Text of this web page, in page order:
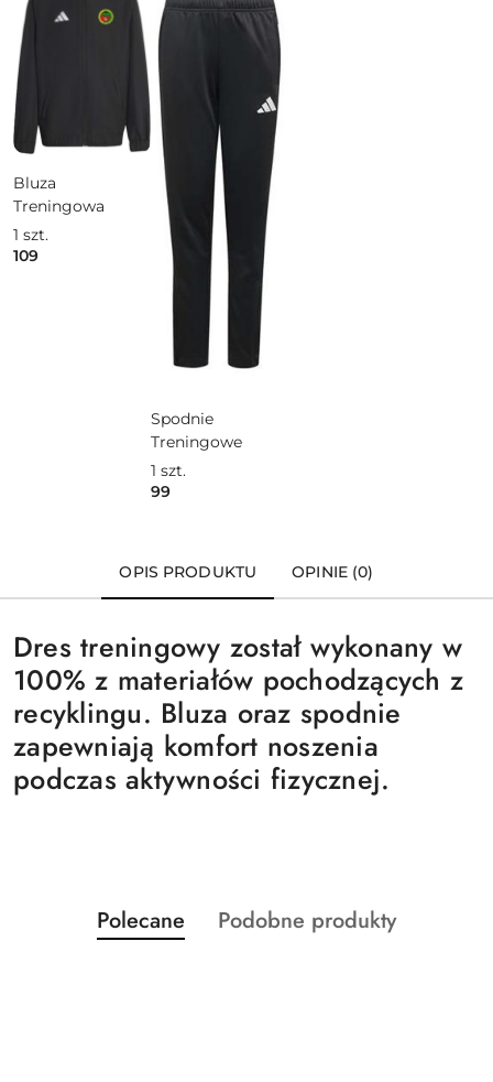
Bluza
Treningowa
1 szt.
109
Spodnie
Treningowe
1 szt.
99
OPIS PRODUKTU OPINIE (0)
Dres treningowy został wykonany w
100% z materiałów pochodzących z
recyklingu. Bluza oraz spodnie
zapewniają komfort noszenia
podczas aktywności fizycznej.
Pomiń karuzelę produktów
Produkty
o
Polecane
Produkty
Podobne produkty